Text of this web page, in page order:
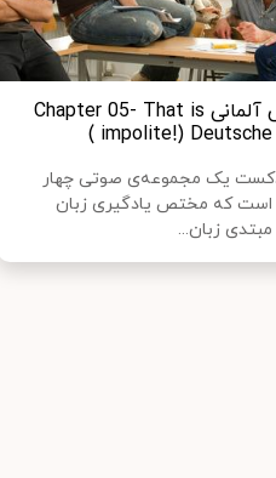
آموزش آلمانی Chapter 05- That is
impolite!) Deutsche
یک مجموعه‌ی صوتی چهار
که مختص یادگیری زبان
مبتدی زبان...